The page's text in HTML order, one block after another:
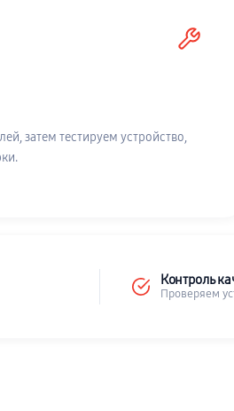
затем тестируем устройство,
Контроль
Проверяем